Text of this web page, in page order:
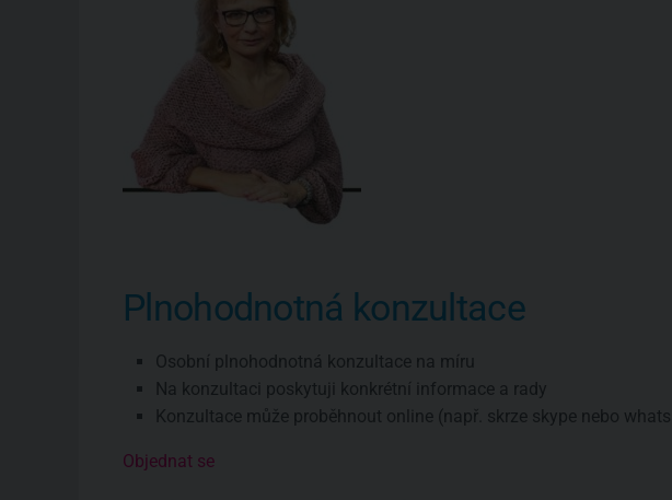
Plnohodnotná konzultace
Osobní plnohodnotná konzultace na míru
Na konzultaci poskytuji konkrétní informace a rady
Konzultace může proběhnout online (např. skrze skype nebo
Objednat se